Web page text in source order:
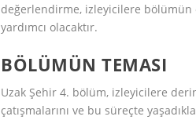
değerlendirme, izleyicilere bölümün
yardımcı olacaktır.
BÖLÜMÜN TEMASI
Uzak Şehir 4. bölüm, izleyicilere
çatışmalarını ve bu süreçte